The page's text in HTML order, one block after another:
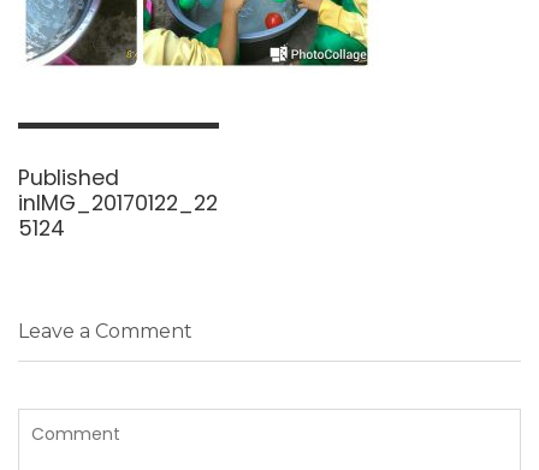
Navigasi
Published
inIMG_20170122_22
5124
Leave a Comment